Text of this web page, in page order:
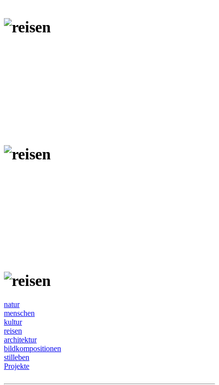
natur
menschen
kultur
reisen
architektur
bildkompositionen
stilleben
Projekte